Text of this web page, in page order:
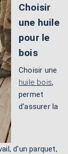
Choisir
une huile
pour le
bois
Choisir une
huile bois,
permet
d'assurer la
d'un parquet,